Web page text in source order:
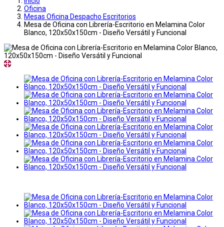
Oficina
Mesas Oficina Despacho Escritorios
Mesa de Oficina con Librería-Escritorio en Melamina Color
Blanco, 120x50x150cm - Diseño Versátil y Funcional